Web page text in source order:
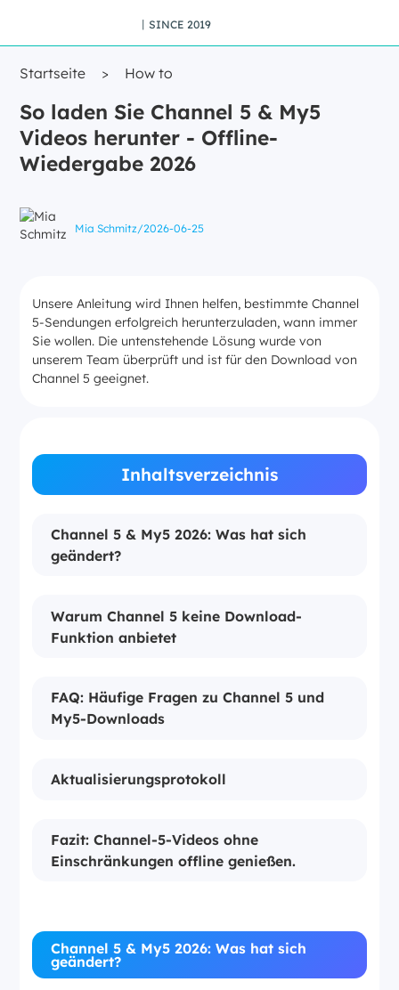
丨SINCE 2019
Startseite > How to
So laden Sie Channel 5 & My5
Videos herunter - Offline-
Wiedergabe 2026
Mia Schmitz/2026-06-25
Unsere Anleitung wird Ihnen helfen, bestimmte Channel
5-Sendungen erfolgreich herunterzuladen, wann immer
Sie wollen. Die untenstehende Lösung wurde von
unserem Team überprüft und ist für den Download von
Channel 5 geeignet.
Inhaltsverzeichnis
Channel 5 & My5 2026: Was hat sich
geändert?
Warum Channel 5 keine Download-
Funktion anbietet
FAQ: Häufige Fragen zu Channel 5 und
My5-Downloads
Aktualisierungsprotokoll
Fazit: Channel-5-Videos ohne
Einschränkungen offline genießen.
Channel 5 & My5 2026: Was hat sich
geändert?